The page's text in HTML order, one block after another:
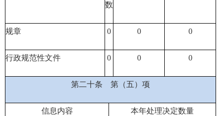
数
规章 0 0 0
行政规范性文件 0 0 0
第二十条 第（五）项
信息内容 本年处理决定数量